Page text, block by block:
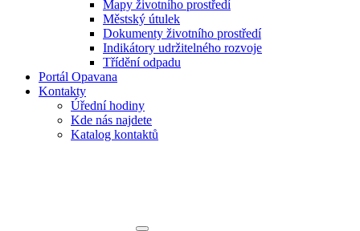
Mapy životního prostředí
Městský útulek
Dokumenty životního prostředí
Indikátory udržitelného rozvoje
Třídění odpadu
Portál Opavana
Kontakty
Úřední hodiny
Kde nás najdete
Katalog kontaktů